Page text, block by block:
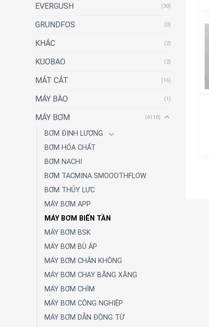
EVERGUSH (30)
GRUNDFOS (0)
KHÁC (2)
KUOBAO (2)
MẮT CẮT (16)
MÁY BÀO (1)
MÁY BƠM (4118)
BƠM ĐỊNH LƯỢNG
BƠM HÓA CHẤT
BƠM NACHI
BƠM TACMINA SMOOOTHFLOW
BƠM THỦY LỰC
MÁY BƠM APP
MÁY BƠM BIẾN TẦN
MÁY BƠM BSK
MÁY BƠM BÙ ÁP
MÁY BƠM CHÂN KHÔNG
MÁY BƠM CHẠY BẰNG XĂNG
MÁY BƠM CHÌM
MÁY BƠM CÔNG NGHIỆP
MÁY BƠM DẪN ĐỘNG TỪ